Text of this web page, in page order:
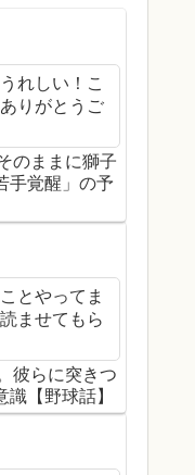
れしい！こ
りがとうご
のままに獅子
手覚醒」の予
とやってま
ませてもら
彼らに突きつ
【野球話】